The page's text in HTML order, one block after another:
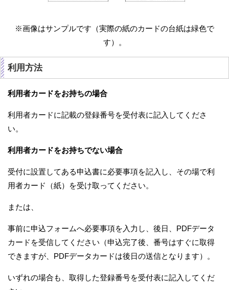
※画像はサンプルです（実際の紙のカードの台紙は緑色で
す）。
利用方法
利用者カードをお持ちの場合
利用者カードに記載の登録番号を受付表に記入してくださ
い。
利用者カードをお持ちでない場合
受付に設置してある申込書に必要事項を記入し、その場で利
用者カード（紙）を受け取ってください。
または、
事前に申込フォームへ必要事項を入力し、後日、PDFデータ
カードを受信してください（申込完了後、番号はすぐに取得
できますが、PDFデータカードは後日の送信となります）。
いずれの場合も、取得した登録番号を受付表に記入してくだ